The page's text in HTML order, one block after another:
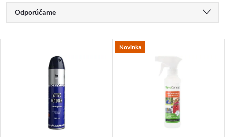
R
a
Odporúčame
Najpredávanejšie
Novinka